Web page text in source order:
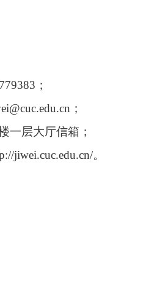
；
；
一层大厅信箱；
jiwei.cuc.edu.cn/。